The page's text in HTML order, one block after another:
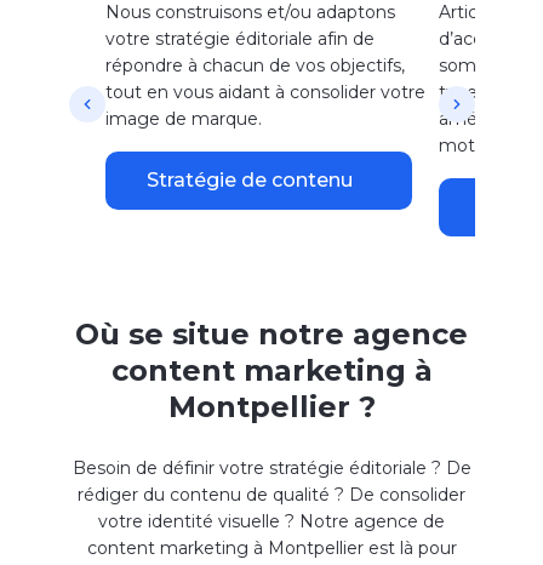
Nous construisons et/ou adaptons
votre stratégie éditoriale afin de
répondre à chacun de vos objectifs,
tout en vous aidant à consolider votre
image de marque.
Stratégie de contenu
Articles de
d’accueil,
sommes
types de
améliorer
moteurs.
Où se situe notre agence
content marketing à
Montpellier ?
Besoin de définir votre stratégie éditoriale ? De
rédiger du contenu de qualité ? De consolider
votre identité visuelle ? Notre agence de
content marketing à Montpellier est là pour